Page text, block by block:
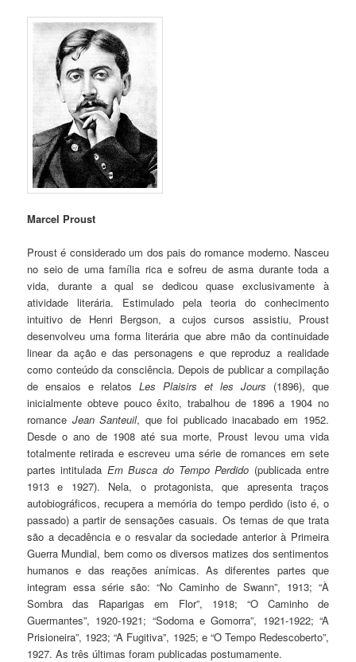
Marcel Proust
Proust é considerado um dos pais do romance moderno. Nasceu
no seio de uma família rica e sofreu de asma durante toda a
vida, durante a qual se dedicou quase exclusivamente à
atividade literária. Estimulado pela teoria do conhecimento
intuitivo de Henri Bergson, a cujos cursos assistiu, Proust
desenvolveu uma forma literária que abre mão da continuidade
linear da ação e das personagens e que reproduz a realidade
como conteúdo da consciência. Depois de publicar a compilação
de ensaios e relatosLes Plaisirs et les Jours (1896), que
inicialmente obteve pouco êxito, trabalhou de 1896 a 1904 no
romance Jean Santeuil, que foi publicado inacabado em 1952.
Desde o ano de 1908 até sua morte, Proust levou uma vida
totalmente retirada e escreveu uma série de romances em sete
partes intitulada Em Busca do Tempo Perdido (publicada entre
1913 e 1927). Nela, o protagonista, que apresenta traços
autobiográficos, recupera a memória do tempo perdido (isto é, o
passado) a partir de sensações casuais. Os temas de que trata
são a decadência e o resvalar da sociedade anterior à Primeira
Guerra Mundial, bem como os diversos matizes dos sentimentos
humanos e das reações anímicas. As diferentes partes que
integram essa série são: “No Caminho de Swann”, 1913; “À
Sombra das Raparigas em Flor”, 1918; “O Caminho de
Guermantes”, 1920-1921; “Sodoma e Gomorra”, 1921-1922; “A
Prisioneira”, 1923; “A Fugitiva”, 1925; e “O Tempo Redescoberto”,
1927. As três últimas foram publicadas postumamente.